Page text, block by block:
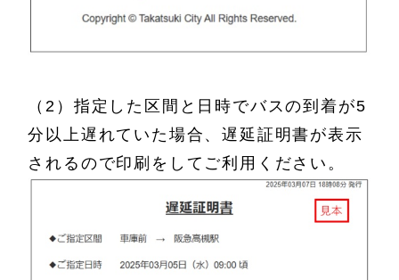
（2）指定した区間と日時でバスの到着が5
分以上遅れていた場合、遅延証明書が表示
されるので印刷をしてご利用ください。